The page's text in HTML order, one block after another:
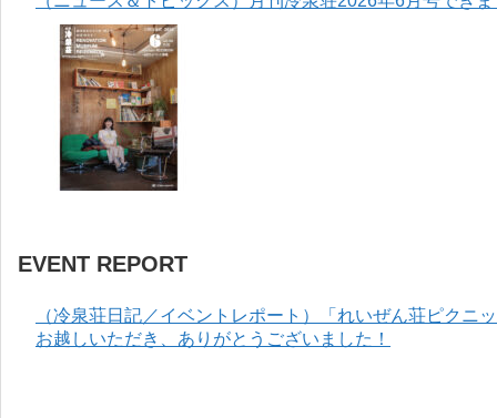
EVENT REPORT
（冷泉荘日記／イベントレポート）「れいぜん荘ピクニ
お越しいただき、ありがとうございました！